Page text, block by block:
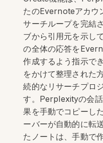
たのEvernoteアカウ
サーチループを完結
ブから引用元を示し
の全体の応答を
作成するよう指示で
をかけて整理された
続的なリサーチプロ
す。Perplexityの会
果を手動でコピーし
ーバーが自動的に転
たノートは、手動で